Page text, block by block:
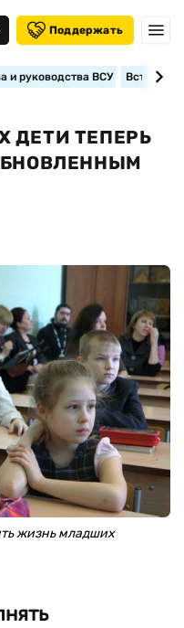
Поддержать
и руководства ВСУ
ДЕТИ ТЕПЕРЬ
жизнь младших